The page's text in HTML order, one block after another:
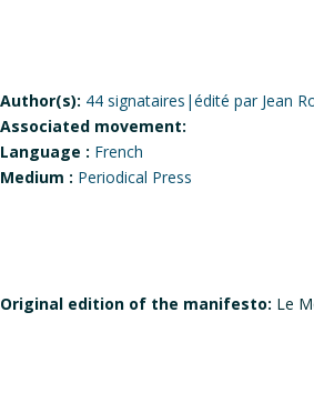
Author(s): 44 signataires|édité par Jean
Associated movement:
Language : French
Medium : Periodical Press
Original edition of the manifesto: Le